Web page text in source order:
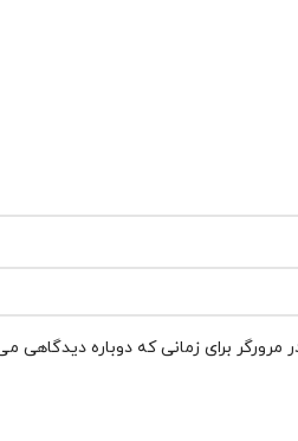
مرورگر برای زمانی که دوباره دیدگاهی